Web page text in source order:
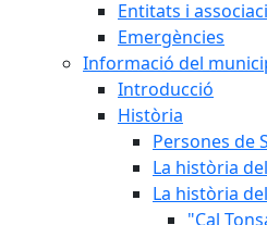
Entitats i
Emergències
Informació del
Introducció
Història
Persones de
La història
La història
"Cal